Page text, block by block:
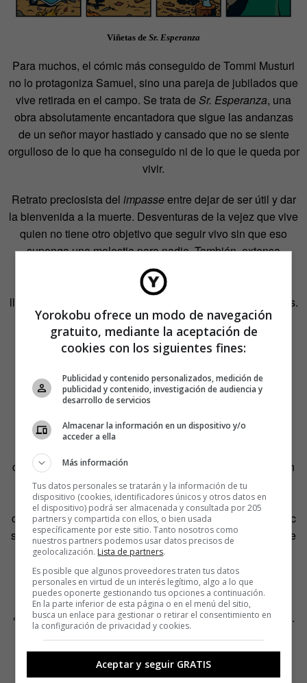
Viñetas de Sr. Esperanza
Para muchos, el cómic más conseguido de Tommi Musturi
no lo protagoniza Samuel, sino una pareja de jubilados que
vive retirada en el campo. Se trata de Sr. Esperanza, una
obra absolutamente encantadora que sigue las andanzas
de un señor mayor hastiado y cansado que no se siente
orgulloso de lo que ha conseguido ni de lo que le queda por
vivir.
Retrato preciosista del impasseentre dejar de ser útil y dar
la bienvenida a la muerte. Desventuras de la vejez que vive
quien no tiene otro objetivo que seguir vivo sin que eso
suponga una molestia para nadie. También, extensa
reflexión sobre el pasado común, el que no pertenece a
nadie pero que encierra infinitas historias individuales
llenas de vida y de aprendizajes. De etapas y decepciones.
Si para Ingmar Bergman envejecer era como subir una
montaña en la que a medida que alcanzas altura pierdes
Musturi sería subir esa misma montaña sin ver nada más
que tus pies tropezando con piedras imposibles de
flanquear.
ciertas obras deJiro Taniguchi
por su mirada a la relación
entre naturaleza y ser humano, el paso del tiempo y el
retrato de los detalles más nimios tan llenos de belleza
como el paisaje más espectacular. Pero también, un cómic
sobre las posibilidades de la imaginación, único refugio de
un cuerpo caduco, que convierte al protagonista en un
villano de western, un punk de pro o un hippie capaz de
hablar con los pájaros.
«Espero que no pasen más días sin que nadie me abrace.
Espero no recibir más malas noticias.
Espero no tener que pensar como un viejo.
Espero que no haya tiempos ni planes mejores que los
Yorokobu ofrece un modo de navegación
gratuito, mediante la aceptación de
cookies con los siguientes fines:
Publicidad y contenido personalizados, medición de
publicidad y contenido, investigación de audiencia y
desarrollo de servicios
Almacenar la información en un dispositivo y/o
acceder a ella
Más información
Tus datos personales se tratarán y la información de tu
dispositivo (cookies, identificadores únicos y otros datos en
el dispositivo) podrá ser almacenada y consultada por 205
partners y compartida con ellos, o bien usada
específicamente por este sitio. Tanto nosotros como
nuestros partners podemos usar datos precisos de
geolocalización. Lista de partners.
Es posible que algunos proveedores traten tus datos
personales en virtud de un interés legítimo, algo a lo que
puedes oponerte gestionando tus opciones a continuación.
En la parte inferior de esta página o en el menú del sitio,
busca un enlace para gestionar o retirar el consentimiento en
la configuración de privacidad y cookies.
Aceptar y seguir GRATIS